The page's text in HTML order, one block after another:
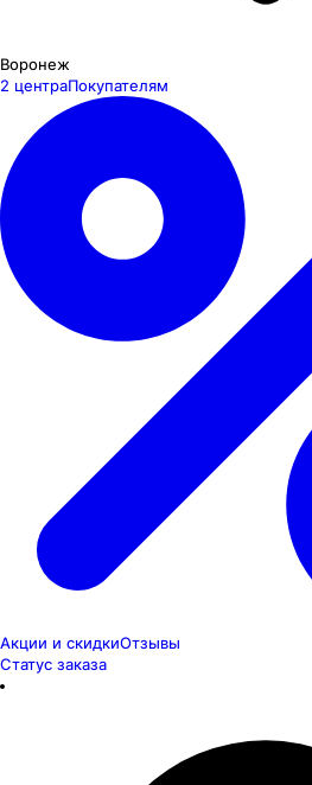
Воронеж
2 центраПокупателям
Акции и скидкиОтзывы
Статус заказа